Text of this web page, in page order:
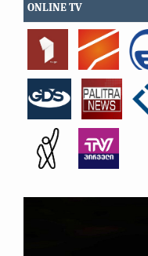
ONLINE TV